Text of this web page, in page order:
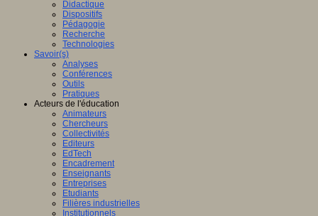
Didactique
Dispositifs
Pédagogie
Recherche
Technologies
Savoir(s)
Analyses
Conférences
Outils
Pratiques
Acteurs de l'éducation
Animateurs
Chercheurs
Collectivités
Editeurs
EdTech
Encadrement
Enseignants
Entreprises
Etudiants
Filières industrielles
Institutionnels